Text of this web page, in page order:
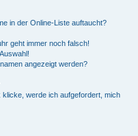
in der Online-Liste auftaucht?
geht immer noch falsch!
angezeigt werden?
werde ich aufgefordert, mich